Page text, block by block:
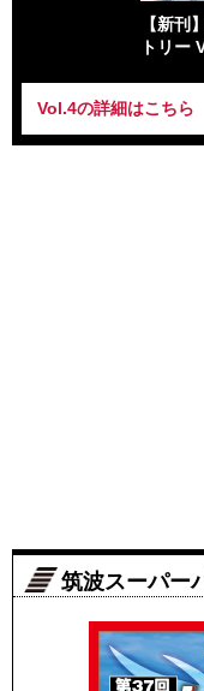
【新刊
トリー
Vol.4の詳細はこちら
筑波スーパー